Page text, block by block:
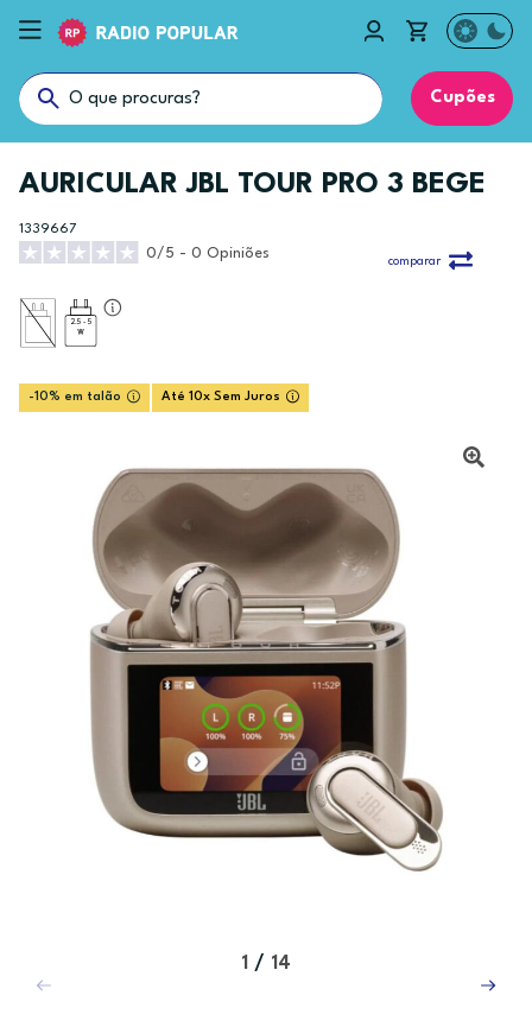
Cupões
AURICULAR JBL TOUR PRO 3 BEGE
1339667
0/5 - 0 Opiniões
comparar
2.5 - 5
-10% em talão Até 10x Sem Juros
1 / 14